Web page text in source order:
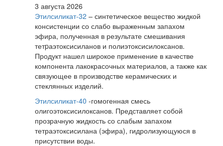
3 августа 2026
Этилсиликат-32 – синтетическое вещество жидкой
консистенции со слабо выраженным запахом
эфира, полученная в результате смешивания
тетpаэтоксисиланов и полиэтоксисилоксанов.
Продукт нашел широкое применение в качестве
компонента лакокрасочных материалов, а также как
связующее в производстве керамических и
стеклянных изделий.
Этилсиликат-40 -гомогенная смесь
олигоэтоксисилоксанов. Представляет собой
прозрачную жидкость со слабым запахом
тетраэтоксисилана (эфира), гидролизующуюся в
присутствии воды.